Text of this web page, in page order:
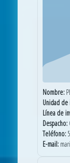
Nombre:
Unidad de
Línea de
Despacho:
Teléfono:
E-mail: